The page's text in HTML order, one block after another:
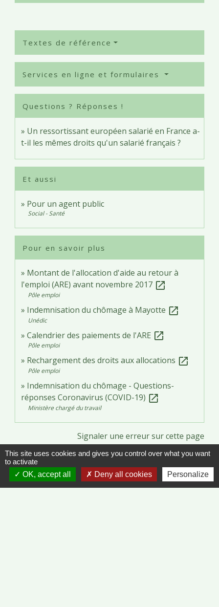
Textes de référence
Services en ligne et formulaires
Questions ? Réponses !
Un ressortissant européen salarié en France a-
t-il les mêmes droits qu'un salarié français ?
Et aussi
Pour un agent public
Social - Santé
Pour en savoir plus
Montant de l'allocation d'aide au retour à
l'emploi (ARE) avant novembre 2017 open_in_new
Pôle emploi
Indemnisation du chômage à Mayotte open_in_new
Unédic
Calendrier des paiements de l'ARE open_in_new
Pôle emploi
Rechargement des droits aux allocations open_in_new
Pôle emploi
Indemnisation du chômage - Questions-
réponses Coronavirus (COVID-19) open_in_new
Ministère chargé du travail
Signaler une erreur sur cette page
This site uses cookies and gives you control over what you want
to activate
OK, accept all
Deny all cookies Personalize